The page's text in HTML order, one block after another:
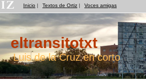
Inicio | Textos de Ortiz | Voces amigas
eltransitotxt
Luis de la Cruz en corto